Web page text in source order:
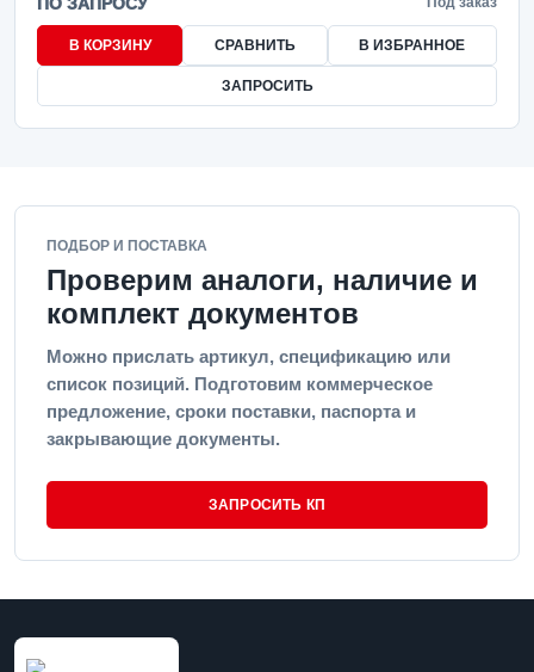
В КОРЗИНУ СРАВНИТЬ В ИЗБРАННОЕ
ЗАПРОСИТЬ
ПОДБОР И ПОСТАВКА
Проверим аналоги, наличие и
комплект документов
Можно прислать артикул, спецификацию или
список позиций. Подготовим коммерческое
предложение, сроки поставки, паспорта и
закрывающие документы.
ЗАПРОСИТЬ КП